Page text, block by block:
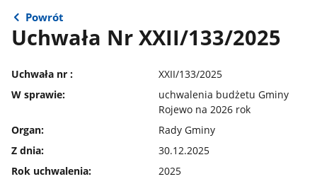
Powrót
Uchwała Nr XXII/133/2025
Uchwała nr :
XXII/133/2025
W sprawie:
uchwalenia budżetu Gminy
Rojewo na 2026 rok
Organ:
Rady Gminy
Z dnia:
30.12.2025
Rok uchwalenia:
2025